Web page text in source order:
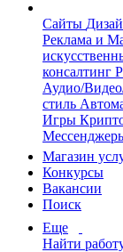
Сайты
Реклама и
консалтинг
Аудио/
стиль
Игры
Магазин
Конкурсы
Вакансии
Поиск
Еще
Найти